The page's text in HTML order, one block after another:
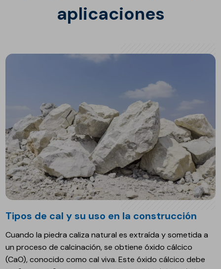
aplicaciones
Tipos de cal y su uso en la construcción
Cuando la piedra caliza natural es extraída y sometida a
un proceso de calcinación, se obtiene óxido cálcico
(CaO), conocido como cal viva. Este óxido cálcico debe